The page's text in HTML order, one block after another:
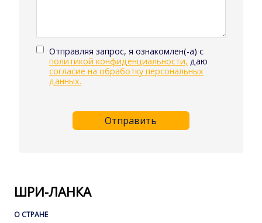
Отправляя запрос, я ознакомлен(-а) с
политикой конфиденциальности, даю
согласие на обработку персональных
данных.
Отправить
ШРИ-ЛАНКА
О СТРАНЕ